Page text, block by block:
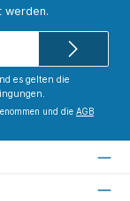
werden.
es gelten die
.
und dieAGB